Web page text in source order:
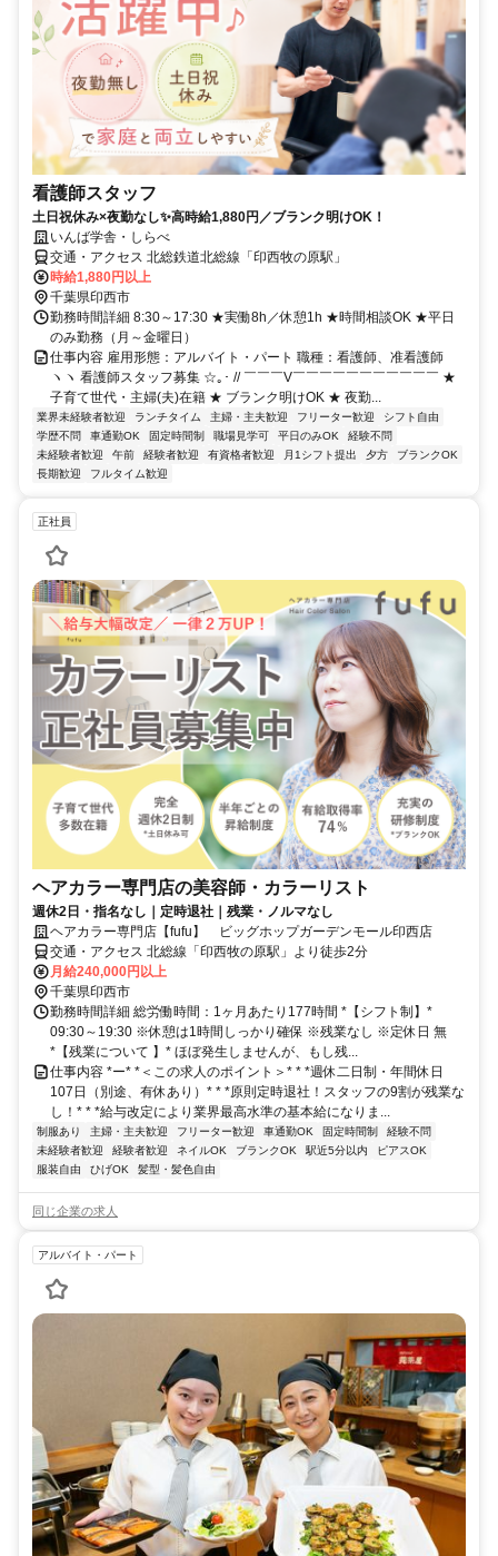
看護師スタッフ
土日祝休み×夜勤なし✨高時給1,880円／ブランク明けOK！
いんば学舎・しらべ
交通・アクセス 北総鉄道北総線「印西牧の原駅」
時給1,880円以上
千葉県印西市
勤務時間詳細 8:30～17:30 ★実働8h／休憩1h ★時間相談OK ★平日
のみ勤務（月～金曜日）
仕事内容 雇用形態：アルバイト・パート 職種：看護師、准看護師
ヽヽ 看護師スタッフ募集 ☆｡･ // ￣￣￣V￣￣￣￣￣￣￣￣￣￣￣ ★
子育て世代・主婦(夫)在籍 ★ ブランク明けOK ★ 夜勤...
業界未経験者歓迎 ランチタイム 主婦・主夫歓迎 フリーター歓迎
シフト自由
学歴不問
車通勤OK 固定時間制 職場見学可 平日のみOK
経験不問
未経験者歓迎
午前 経験者歓迎 有資格者歓迎 月1シフト提出 夕方
ブランクOK
長期歓迎
フルタイム歓迎
正社員
ヘアカラー専門店の美容師・カラーリスト
週休2日・指名なし｜定時退社｜残業・ノルマなし
ヘアカラー専門店【fufu】 ビッグホップガーデンモール印西店
交通・アクセス 北総線「印西牧の原駅」より徒歩2分
月給240,000円以上
千葉県印西市
勤務時間詳細 総労働時間：1ヶ月あたり177時間 *【シフト制】*
09:30～19:30 ※休憩は1時間しっかり確保 ※残業なし ※定休日 無
*【残業について 】* ほぼ発生しませんが、もし残...
仕事内容 *ー* *＜この求人のポイント＞* * *週休二日制・年間休日
107日（別途、有休あり）* * *原則定時退社！スタッフの9割が残業な
し！* * *給与改定により業界最高水準の基本給になりま...
制服あり 主婦・主夫歓迎 フリーター歓迎 車通勤OK 固定時間制
経験不問
未経験者歓迎
経験者歓迎 ネイルOK ブランクOK 駅近5分以内
ピアスOK
服装自由
ひげOK 髪型・髪色自由
同じ企業の求人
アルバイト・パート